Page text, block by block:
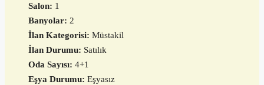
Salon: 1
Banyolar: 2
İlan Kategorisi: Müstakil
İlan Durumu: Satılık
Oda Sayısı: 4+1
Eşya Durumu: Eşyasız